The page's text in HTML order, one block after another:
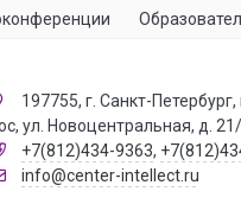
197755, г. Санкт-
ул. Новоцентральная, д.
+7(812)434-9363,
info@center-intellect.ru